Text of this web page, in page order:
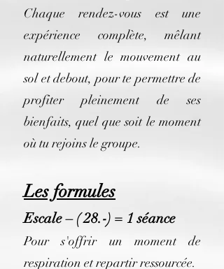
Chaque rendez-vous est une
expérience complète, mêlant
naturellement le mouvement au
sol et debout, pour te permettre de
profiter pleinement de ses
bienfaits, quel que soit le moment
où tu rejoins le groupe.
Les formules
Escale – ( 28.-) = 1 séance
Pour s'offrir un moment de
respiration et repartir ressourcée.